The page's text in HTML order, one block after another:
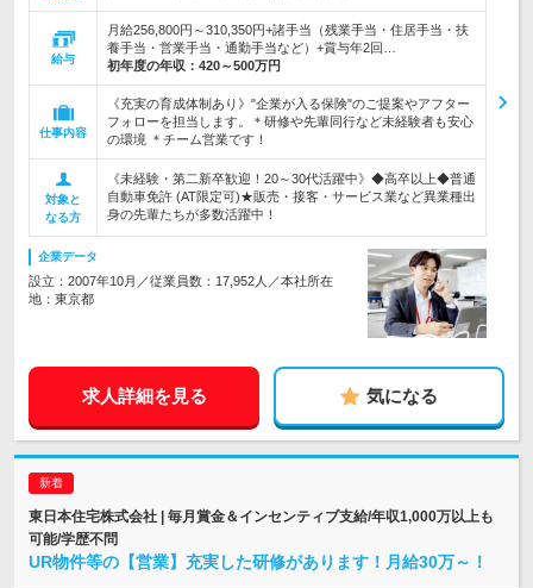
給与
月給256,800円～310,350円+諸手当（残業手当・住居手当・扶
養手当・営業手当・通勤手当など）+賞与年2回…
初年度の年収： 420～500万円
仕事内容
《充実の育成体制あり》"企業が入る保険"のご提案やアフター
フォローを担当します。＊研修や先輩同行など未経験者も安心
の環境 ＊チーム営業です！
対象と
なる方
《未経験・第二新卒歓迎！20～30代活躍中》◆高卒以上◆普通
自動車免許 (AT限定可)★販売・接客・サービス業など異業種出
身の先輩たちが多数活躍中！
企業データ
設立：2007年10月／従業員数：17,952人／本社所在
地：東京都
求人詳細を見る 気になる
東日本住宅株式会社 | 毎月賞金＆インセンティブ支給/年収1,000万以上も
可能/学歴不問
UR物件等の【営業】充実した研修があります！月給30万～！